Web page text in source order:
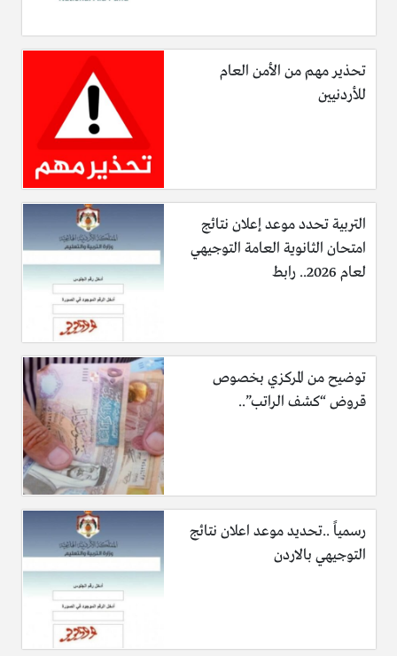
تحذير مهم من الأمن العام
للأردنيين
التربية تحدد موعد إعلان نتائج
امتحان الثانوية العامة التوجيهي
لعام 2026.. رابط
توضيح من المركزي بخصوص
قروض “كشف الراتب”..
رسمياً ..تحديد موعد اعلان نتائج
التوجيهي بالاردن